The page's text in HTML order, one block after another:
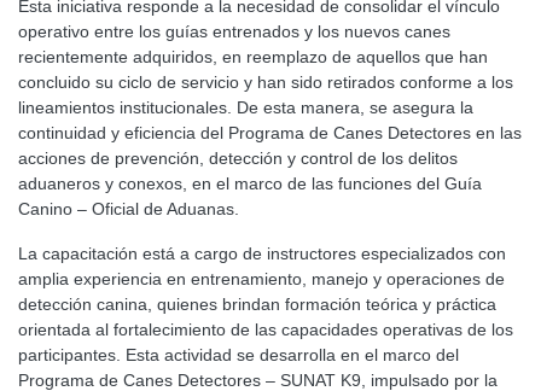
Esta iniciativa responde a la necesidad de consolidar el vínculo
operativo entre los guías entrenados y los nuevos canes
recientemente adquiridos, en reemplazo de aquellos que han
concluido su ciclo de servicio y han sido retirados conforme a los
lineamientos institucionales. De esta manera, se asegura la
continuidad y eficiencia del Programa de Canes Detectores en las
acciones de prevención, detección y control de los delitos
aduaneros y conexos, en el marco de las funciones del Guía
Canino – Oficial de Aduanas.
La capacitación está a cargo de instructores especializados con
amplia experiencia en entrenamiento, manejo y operaciones de
detección canina, quienes brindan formación teórica y práctica
orientada al fortalecimiento de las capacidades operativas de los
participantes. Esta actividad se desarrolla en el marco del
Programa de Canes Detectores – SUNAT K9, impulsado por la